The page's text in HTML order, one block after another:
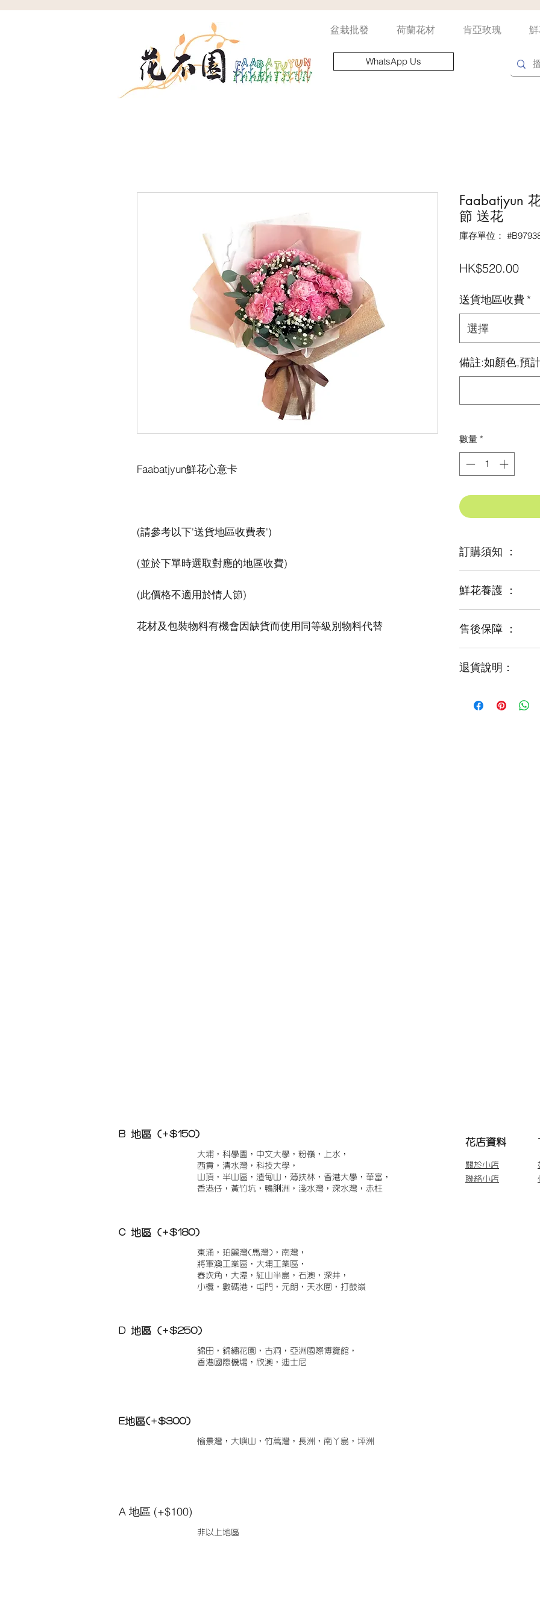
盆栽批發 荷蘭花材 肯亞玫瑰
WhatsApp Us
Faabatjyun
節 送花
庫存單位：
HK$520.00價
送貨地區收費 *
選擇
備註:如顏色,預
數量 *
訂購須知 ：
鮮花是季節性商品
花藝師會以同等級
鮮花養護 ：
每一束花都需要保養
售後保障 ：
免費提供鮮花養護查
退貨說明：
如收到的商品出現
B 地區 (+$150)
大埔，科學園，中文大學，粉嶺，上水，
西貢，清水灣，科技大學，
山頂，半山區，渣甸山，薄扶林，香港大學，華富，
香港仔，黃竹坑，鴨脷洲，淺水灣，深水灣，赤柱
C 地區 (+$180)
東涌，珀麗灣(馬灣)，南灣，
將軍澳工業區，大埔工業區，
舂坎角，大潭，紅山半島，石澳，深井，
小欖，數碼港，屯門，元朗，天水圍，打鼓嶺
D 地區 (+$250)
錦田，錦繡花園，古洞，亞洲國際博覽館，
香港國際機場，欣澳，迪士尼
E地區(+$300)
愉景灣，大嶼山，竹蒿灣，長洲，南丫島，坪洲
A 地區 (+$100)
非以上地區
​花店資料
關於小店
聯絡小店